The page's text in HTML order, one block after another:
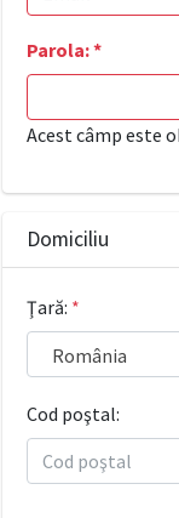
Parola:*
Acest câmp este
Domiciliu
Ţară: *
România
Cod poştal: